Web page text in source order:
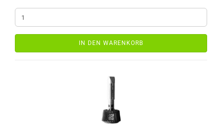
IN DEN WARENKORB